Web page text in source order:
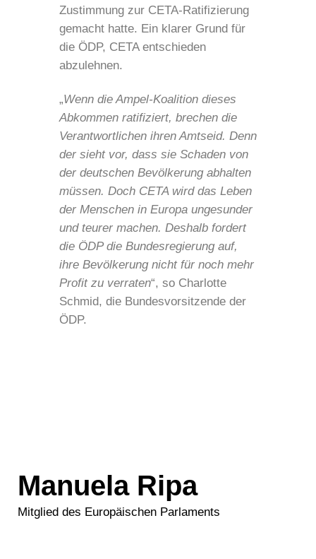
Zustimmung zur CETA-Ratifizierung
gemacht hatte. Ein klarer Grund für
die ÖDP, CETA entschieden
abzulehnen.
„Wenn die Ampel-Koalition dieses
Abkommen ratifiziert, brechen die
Verantwortlichen ihren Amtseid. Denn
der sieht vor, dass sie Schaden von
der deutschen Bevölkerung abhalten
müssen. Doch CETA wird das Leben
der Menschen in Europa ungesunder
und teurer machen. Deshalb fordert
die ÖDP die Bundesregierung auf,
ihre Bevölkerung nicht für noch mehr
Profit zu verraten“, so Charlotte
Schmid, die Bundesvorsitzende der
ÖDP.
Manuela Ripa
Mitglied des Europäischen Parlaments